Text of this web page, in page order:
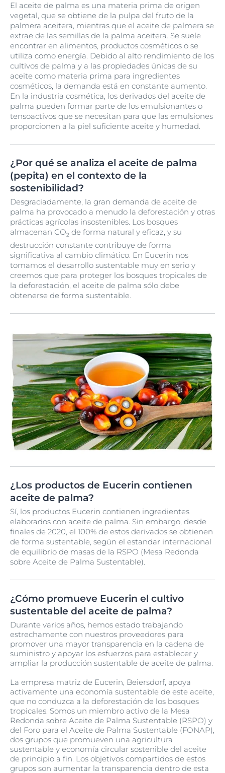
El aceite de palma es una materia prima de origen
vegetal, que se obtiene de la pulpa del fruto de la
palmera aceitera, mientras que el aceite de palmera se
extrae de las semillas de la palma aceitera. Se suele
encontrar en alimentos, productos cosméticos o se
utiliza como energía. Debido al alto rendimiento de los
cultivos de palma y a las propiedades únicas de su
aceite como materia prima para ingredientes
cosméticos, la demanda está en constante aumento.
En la industria cosmética, los derivados del aceite de
palma pueden formar parte de los emulsionantes o
tensoactivos que se necesitan para que las emulsiones
proporcionen a la piel suficiente aceite y humedad.
¿Por qué se analiza el aceite de palma
(pepita) en el contexto de la
sostenibilidad?
Desgraciadamente, la gran demanda de aceite de
palma ha provocado a menudo la deforestación y otras
prácticas agrícolas insostenibles. Los bosques
almacenan CO2 de forma natural y eficaz, y su
destrucción constante contribuye de forma
significativa al cambio climático. En Eucerin nos
tomamos el desarrollo sustentable muy en serio y
creemos que para proteger los bosques tropicales de
la deforestación, el aceite de palma sólo debe
obtenerse de forma sustentable.
¿Los productos de Eucerin contienen
aceite de palma?
Sí, los productos Eucerin contienen ingredientes
elaborados con aceite de palma. Sin embargo, desde
finales de 2020, el 100% de estos derivados se obtienen
de forma sustentable, según el estandar internacional
de equilibrio de masas de la RSPO (Mesa Redonda
sobre Aceite de Palma Sustentable).
¿Cómo promueve Eucerin el cultivo
sustentable del aceite de palma?
Durante varios años, hemos estado trabajando
estrechamente con nuestros proveedores para
promover una mayor transparencia en la cadena de
suministro y apoyar los esfuerzos para establecer y
ampliar la producción sustentable de aceite de palma.
La empresa matriz de Eucerin, Beiersdorf, apoya
activamente una economía sustentable de este aceite,
que no conduzca a la deforestación de los bosques
tropicales. Somos un miembro activo de la Mesa
Redonda sobre Aceite de Palma Sustentable (RSPO) y
del Foro para el Aceite de Palma Sustentable (FONAP),
dos grupos que promueven una agricultura
sustentable y economía circular sostenible del aceite
de principio a fin. Los objetivos compartidos de estos
grupos son aumentar la transparencia dentro de esta